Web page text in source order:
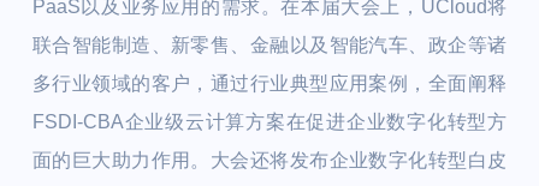
PaaS以及业务应用的需求。在本届大会上，UCloud将
联合智能制造、新零售、金融以及智能汽车、政企等诸
多行业领域的客户，通过行业典型应用案例，全面阐释
FSDI-CBA企业级云计算方案在促进企业数字化转型方
面的巨大助力作用。大会还将发布企业数字化转型白皮